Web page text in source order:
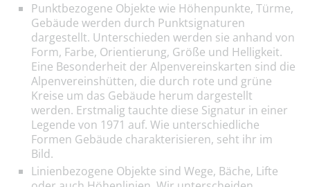
Punktbezogene Objekte wie Höhenpunkte, Türme,
Gebäude werden durch Punktsignaturen
dargestellt. Unterschieden werden sie anhand von
Form, Farbe, Orientierung, Größe und Helligkeit.
Eine Besonderheit der Alpenvereinskarten sind die
Alpenvereinshütten, die durch rote und grüne
Kreise um das Gebäude herum dargestellt
werden. Erstmalig tauchte diese Signatur in einer
Legende von 1971 auf. Wie unterschiedliche
Formen Gebäude charakterisieren, seht ihr im
Bild.
Linienbezogene Objekte sind Wege, Bäche, Lifte